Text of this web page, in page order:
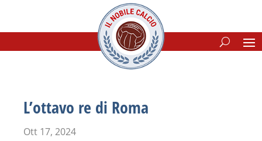
L’ottavo re di Roma
Ott 17, 2024